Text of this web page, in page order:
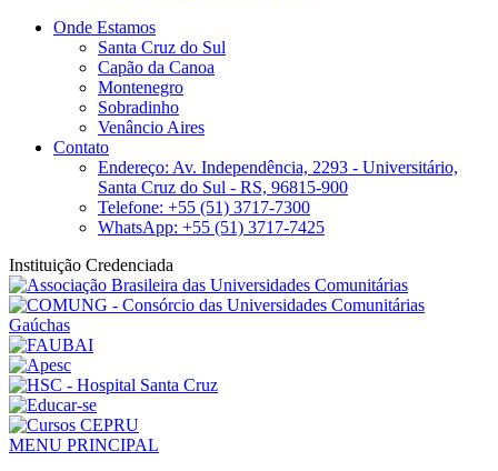
Onde Estamos
Santa Cruz do Sul
Capão da Canoa
Montenegro
Sobradinho
Venâncio Aires
Contato
Endereço: Av. Independência, 2293 - Universitário,
Santa Cruz do Sul - RS, 96815-900
Telefone: +55 (51) 3717-7300
WhatsApp: +55 (51) 3717-7425
Instituição Credenciada
MENU PRINCIPAL